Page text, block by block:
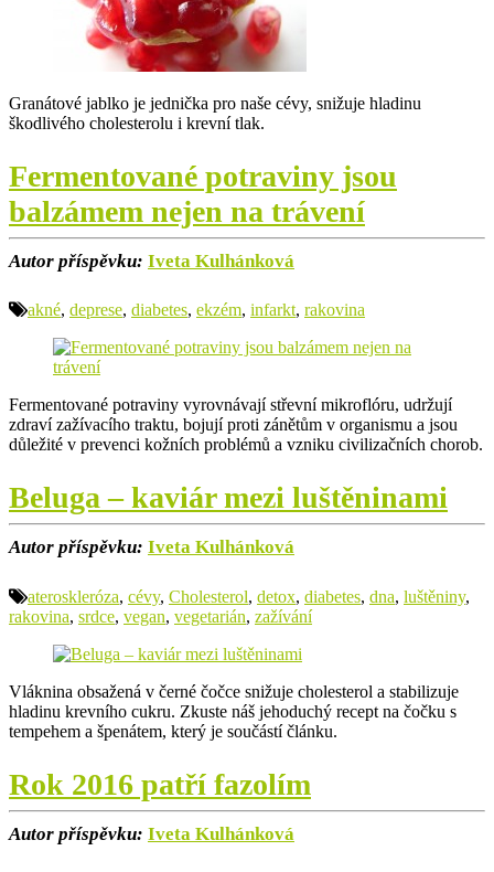
Granátové jablko je jednička pro naše cévy, snižuje hladinu
škodlivého cholesterolu i krevní tlak.
Fermentované potraviny jsou
balzámem nejen na trávení
Autor příspěvku: Iveta Kulhánková
akné, deprese, diabetes, ekzém, infarkt, rakovina
Fermentované potraviny vyrovnávají střevní mikroflóru, udržují
zdraví zažívacího traktu, bojují proti zánětům v organismu a jsou
důležité v prevenci kožních problémů a vzniku civilizačních chorob.
Beluga – kaviár mezi luštěninami
Autor příspěvku: Iveta Kulhánková
ateroskleróza, cévy, Cholesterol, detox, diabetes, dna, luštěniny,
rakovina, srdce, vegan, vegetarián, zažívání
Vláknina obsažená v černé čočce snižuje cholesterol a stabilizuje
hladinu krevního cukru. Zkuste náš jehoduchý recept na čočku s
tempehem a špenátem, který je součástí článku.
Rok 2016 patří fazolím
Autor příspěvku: Iveta Kulhánková